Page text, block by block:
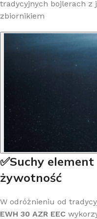
tradycyjnych bojlerach
zbiornikiem
✅Suchy
żywotność
W odróżnieniu od
EWH 30 AZR EEC